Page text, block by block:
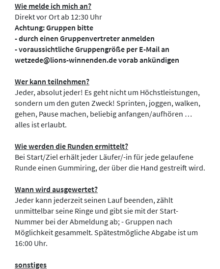
Wie melde ich mich an?
Direkt vor Ort ab 12:30 Uhr
Achtung: Gruppen bitte
- durch einen Gruppenvertreter anmelden
- voraussichtliche Gruppengröße per E-Mail an
wetzede@lions-winnenden.de vorab ankündigen
Wer kann teilnehmen?
Jeder, absolut jeder! Es geht nicht um Höchstleistungen,
sondern um den guten Zweck! Sprinten, joggen, walken,
gehen, Pause machen, beliebig anfangen/aufhören …
alles ist erlaubt.
Wie werden die Runden ermittelt?
Bei Start/Ziel erhält jeder Läufer/-in für jede gelaufene
Runde einen Gummiring, der über die Hand gestreift wird.
Wann wird ausgewertet?
Jeder kann jederzeit seinen Lauf beenden, zählt
unmittelbar seine Ringe und gibt sie mit der Start-
Nummer bei der Abmeldung ab; - Gruppen nach
Möglichkeit gesammelt. Spätestmögliche Abgabe ist um
16:00 Uhr.
sonstiges